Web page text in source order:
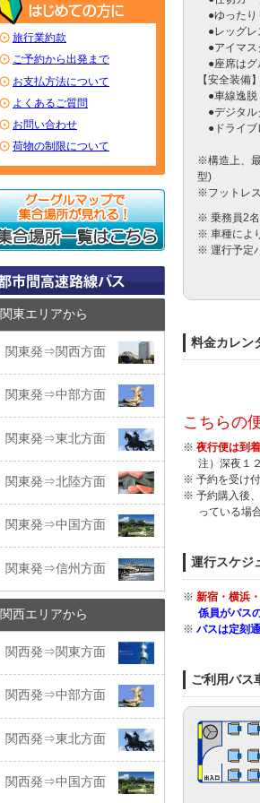
●ゆったり
●レッグレ
●アイマス
●座席はグ
【安全装備
●車線逸脱
●デジタル
●ドライブ
※構造上、
型)
※フットレ
※ 乗務員2
※ 車種によ
※ 運行予定
料金カレン
こちらの
※ 夜行便は到
注）深夜１
※ 予約を受け
※ 予約購入後
っている場
運行スケジ
※ 新宿・横浜
係員がバス
※ バスは定刻
ご利用バス
旅行業約款
ご予約から出発まで
お支払方法について
よくあるご質問
お問い合わせ
荷物の制限について
関東エリアから
関東発⇒関西方面
関東発⇒中部方面
関東発⇒東北方面
関東発⇒北陸方面
関東発⇒中国方面
関東発⇒信州方面
関西エリアから
関西発⇒関東方面
関西発⇒中部方面
関西発⇒東北方面
関西発⇒中国方面